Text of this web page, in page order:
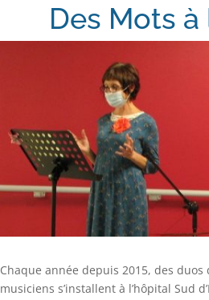
Des Mots à
Chaque année depuis 2015, des
musiciens s’installent à l’hôpital Sud